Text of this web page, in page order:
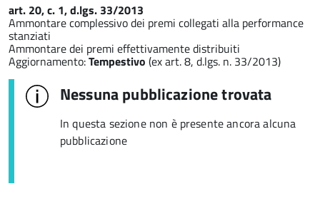
art. 20, c. 1, d.lgs. 33/2013
Ammontare complessivo dei premi collegati alla performance
stanziati
Ammontare dei premi effettivamente distribuiti
Aggiornamento:Tempestivo (ex art. 8, d.lgs. n. 33/2013)
Nessuna pubblicazione trovata
In questa sezione non è presente ancora alcuna
pubblicazione